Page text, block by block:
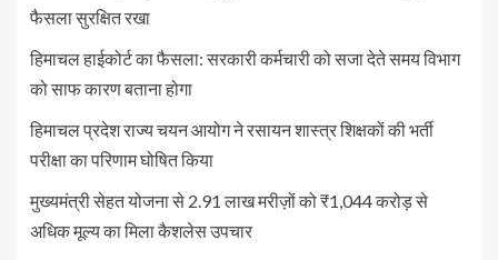
फैसला सुरक्षित रखा
हिमाचल हाईकोर्ट का फैसला: सरकारी कर्मचारी को सजा देते समय विभाग
को साफ कारण बताना होगा
हिमाचल प्रदेश राज्य चयन आयोग ने रसायन शास्त्र शिक्षकों की भर्ती
परीक्षा का परिणाम घोषित किया
मुख्यमंत्री सेहत योजना से 2.91 लाख मरीज़ों को ₹1,044 करोड़ से
अधिक मूल्य का मिला कैशलेस उपचार